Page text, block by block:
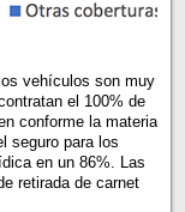
vehículos son muy
el 100% de
conforme la materia
seguro para los
en un 86%. Las
retirada de carnet